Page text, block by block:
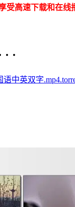
受高速下载和在线
·
中英双字